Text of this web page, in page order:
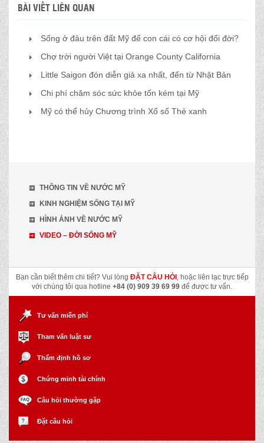
BÀI VIẾT LIÊN QUAN
Sống ở đâu trên đất Mỹ để con cái có cơ hội đổi đời?
Chợ trời người Việt tại Orange County California
Little Saigon đón diễn giả xa nhất, đến từ Nhật Bản
Chi phí chăm sóc sức khỏe tốn kém tại Mỹ
Mỹ có thể hủy Chương trình Xổ số Thẻ xanh
THÔNG TIN VỀ NƯỚC MỸ
KINH NGHIỆM SỐNG TẠI MỸ
HÌNH ẢNH VỀ NƯỚC MỸ
VIDEO – ĐỜI SỐNG MỸ
Bạn cần biết thêm chi tiết? Vui lòng ĐẶT CÂU HỎI, hoặc liên lạc trực tiếp
với chúng tôi qua hotline +84 (0) 909 39 69 99 để được tư vấn.
Tư vấn miễn phí
Tham vấn luật sư
Thẩm định hồ sơ
Chứng minh tài chính
Câu hỏi thường gặp
Đặt câu hỏi